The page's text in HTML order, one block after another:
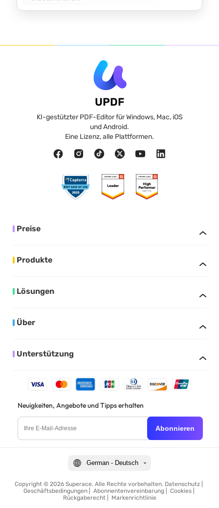
UPDF
KI-gestützter PDF-Editor für Windows, Mac, iOS
und Android.
Eine Lizenz, alle Plattformen.
Preise
Produkte
Lösungen
Über
Unterstützung
Neuigkeiten, Angebote und Tipps erhalten
Abonnieren
German - Deutsch
Copyright © 2026 Superace. Alle Rechte vorbehalten. Datenschutz
Geschäftsbedingungen| Abonnentenvereinbarung| Cookies|
Rückgaberecht| Markenrichtlinie